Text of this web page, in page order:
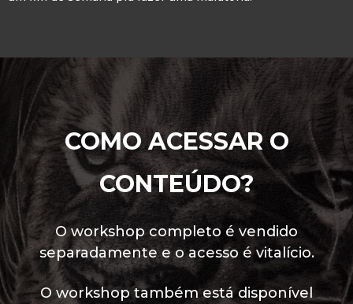
COMO ACESSAR O
CONTEÚDO?
O workshop completo é vendido
separadamente e o acesso é vitalício.
O workshop também está disponível